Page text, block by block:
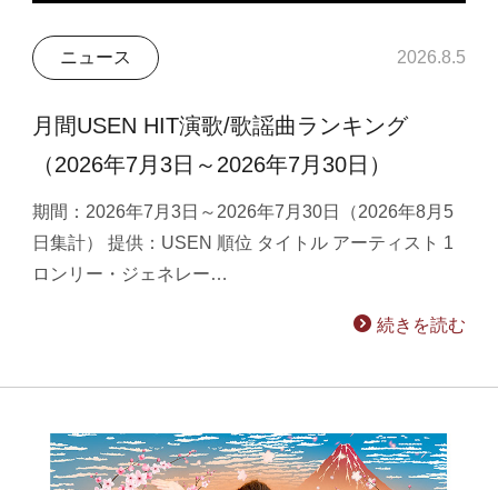
ニュース 2026.8.5
月間USEN HIT演歌/歌謡曲ランキング
（2026年7月3日～2026年7月30日）
期間：2026年7月3日～2026年7月30日（2026年8月5
日集計） 提供：USEN 順位 タイトル アーティスト 1
ロンリー・ジェネレー…
続きを読む